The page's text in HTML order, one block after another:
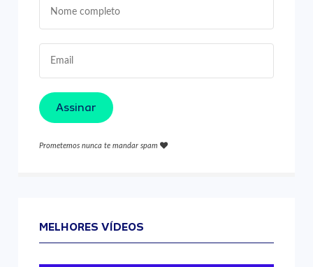
Assinar
Prometemos nunca te mandar spam
MELHORES VÍDEOS